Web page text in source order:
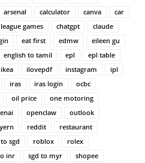
arsenal calculator canva
car
games chatgpt
claude
eat first edmw
eileen gu
english to tamil epl
epl table
ikea ilovepdf instagram
ipl
iras iras login
ocbc
oil price
one motoring
openclaw
outlook
reddit
restaurant
sgd roblox
rolex
inr sgd to myr
shopee